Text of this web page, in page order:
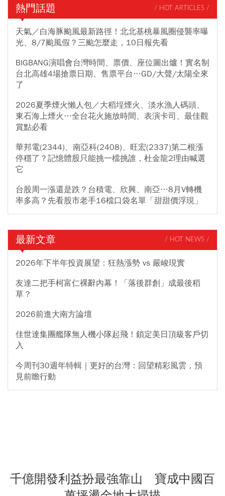
熱門話題 / HOT ARTICLES /
天氣／白海豚颱風最新路徑！北北基桃暴風圈侵襲率曝
光、8/7颱風假？三颱怎麼走，10日報先看
BIGBANG演唱會台灣時間、票價、座位圖出爐！實名制
台北高雄4場搶票日期、售票平台…GD/大聲/太陽全來
了
2026夏季煙火懶人包／大稻埕煙火、淡水漁人碼頭、
東石海上煙火…全台花火施放時間、表演卡司、最佳觀
賞點必看
華邦電(2344)、南亞科(2408)、旺宏(2337)第二根漲
停穩了？記憶體股只能挑一檔挑誰，杜金龍2理由喊選
它
台股周一漲還是跌？台積電、欣興、南亞…8月V轉機
率多高？先看股市老手16檔口袋名單「甜甜價浮現」
最新文章 / HOT NEWS /
2026年下半年投資展望：狂熱漲勢 vs 嚴峻現實
友達二把手柯富仁裸辭內幕！「落後群創」成最後稻
草？
2026前進大南方論壇
佳世達集團艦隊無人機小隊起飛！鎖定美日頂級客戶切
入
今周刊30週年特輯｜更好的台灣：回望精彩風雲，預
見前瞻行動
千億開發利益扮最強靠山 寶成中國百